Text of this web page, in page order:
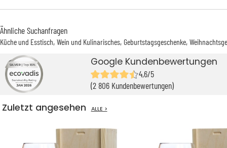
Ähnliche Suchanfragen
Küche und Esstisch Wein und Kulinarisches Geburtstagsgeschenke
Google Kundenbewertungen
4,6/5
(2 806 Kundenbewertungen)
Zuletzt angesehen ALLE >